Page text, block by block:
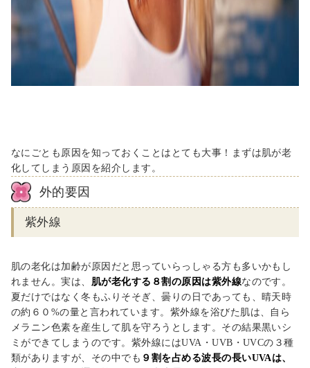
なにごとも原因を知っておくことはとても大事！まずは肌が老
化してしまう原因を紹介します。
外的要因
紫外線
肌の老化は加齢が原因だと思っていらっしゃる方も多いかもし
れません。実は、 肌が老化する８割の原因は紫外線なのです。
夏だけではなく冬もふりそそぎ、曇りの日であっても、晴天時
の約６０%の量と言われています。紫外線を浴びた肌は、自ら
メラニン色素を産生して肌を守ろうとします。その結果黒いシ
ミができてしまうのです。紫外線にはUVA・UVB・UVCの３種
類がありますが、その中でも ９割を占める波長の長いUVAは、